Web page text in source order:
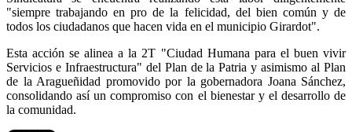
"siempre trabajando en pro de la felicidad, del bien común y de
todos los ciudadanos que hacen vida en el municipio Girardot".
Esta acción se alinea a la 2T "Ciudad Humana para el buen vivir
Servicios e Infraestructura" del Plan de la Patria y asimismo al Plan
de la Aragueñidad promovido por la gobernadora Joana Sánchez,
consolidando así un compromiso con el bienestar y el desarrollo de
la comunidad.